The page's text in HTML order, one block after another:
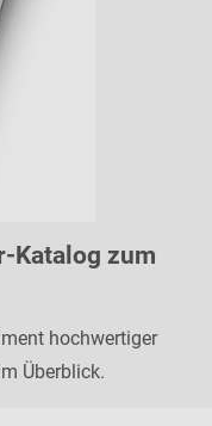
Katalog zum
hochwertiger
Überblick.